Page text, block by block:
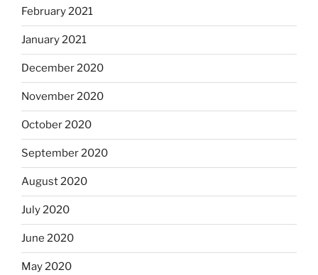
February 2021
January 2021
December 2020
November 2020
October 2020
September 2020
August 2020
July 2020
June 2020
May 2020